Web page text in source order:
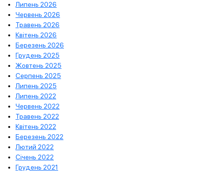
Липень 2026
Червень 2026
Травень 2026
Квітень 2026
Березень 2026
Грудень 2025
Жовтень 2025
Серпень 2025
Липень 2025
Липень 2022
Червень 2022
Травень 2022
Квітень 2022
Березень 2022
Лютий 2022
Січень 2022
Грудень 2021